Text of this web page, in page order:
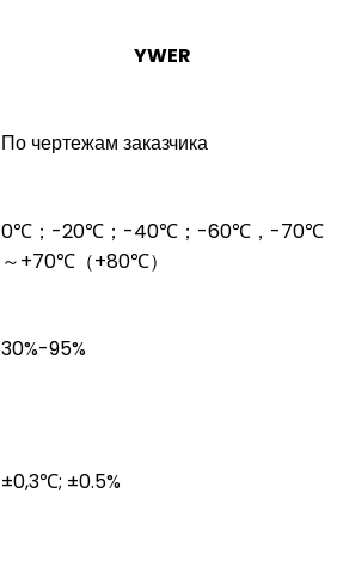
YWER
По чертежам заказчика
0℃；-20℃；-40℃；-60℃，-70℃
～+70℃（+80℃）
30%-95%
±0,3℃; ±0.5%